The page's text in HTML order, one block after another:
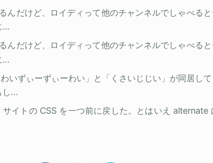
んだけど、ロイディって他のチャンネルでしゃべる
...
んだけど、ロイディって他のチャンネルでしゃべる
...
いずぃーずぃーわい」と「くさいじじい」が同居し
し...
サイトの CSS を一つ前に戻した。とはいえ alternate